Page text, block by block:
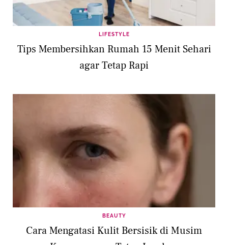
LIFESTYLE
Tips Membersihkan Rumah 15 Menit Sehari
agar Tetap Rapi
BEAUTY
Cara Mengatasi Kulit Bersisik di Musim